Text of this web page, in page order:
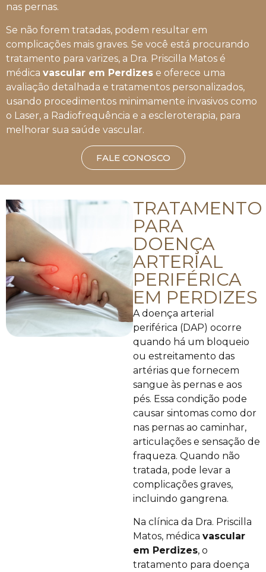
nas pernas.
Se não forem tratadas, podem resultar em
complicações mais graves. Se você está procurando
tratamento para varizes, a Dra. Priscilla Matos é
médica vascular em Perdizes e oferece uma
avaliação detalhada e tratamentos personalizados,
usando procedimentos minimamente invasivos como
o Laser, a Radiofrequência e a escleroterapia, para
melhorar sua saúde vascular.
FALE CONOSCO
TRATAMENTO
PARA
DOENÇA
ARTERIAL
PERIFÉRICA
EM PERDIZES
A doença arterial
periférica (DAP) ocorre
quando há um bloqueio
ou estreitamento das
artérias que fornecem
sangue às pernas e aos
pés. Essa condição pode
causar sintomas como dor
nas pernas ao caminhar,
articulações e sensação de
fraqueza. Quando não
tratada, pode levar a
complicações graves,
incluindo gangrena.
Na clínica da Dra. Priscilla
Matos, médica vascular
em Perdizes, o
tratamento para doença